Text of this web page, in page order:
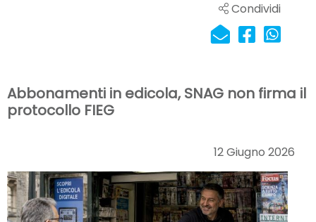
Condividi
Abbonamenti in edicola, SNAG non firma il
protocollo FIEG
12 Giugno 2026